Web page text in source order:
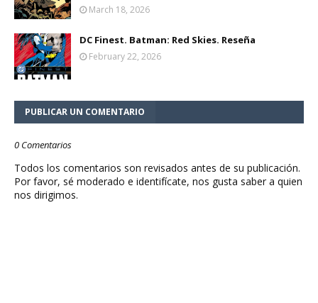
March 18, 2026
DC Finest. Batman: Red Skies. Reseña
February 22, 2026
PUBLICAR UN COMENTARIO
0 Comentarios
Todos los comentarios son revisados antes de su publicación.
Por favor, sé moderado e identifícate, nos gusta saber a quien
nos dirigimos.